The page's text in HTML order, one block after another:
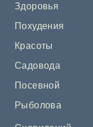
Здоровья
Похудения
Красоты
Садовода
Посевной
Рыболова